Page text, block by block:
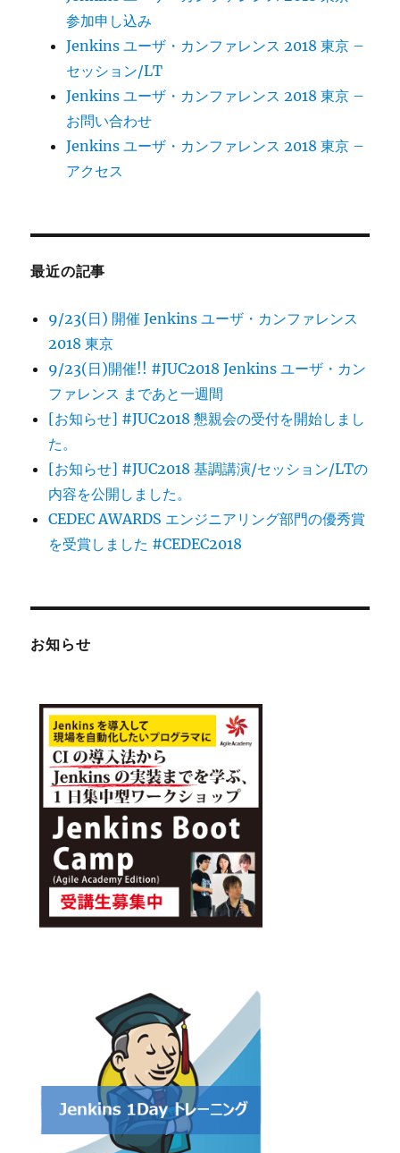
参加申し込み
Jenkins ユーザ・カンファレンス 2018 東京 –
セッション/LT
Jenkins ユーザ・カンファレンス 2018 東京 –
お問い合わせ
Jenkins ユーザ・カンファレンス 2018 東京 –
アクセス
最近の記事
9/23(日) 開催 Jenkins ユーザ・カンファレンス
2018 東京
9/23(日)開催!! #JUC2018 Jenkins ユーザ・カン
ファレンス まであと一週間
[お知らせ] #JUC2018 懇親会の受付を開始しまし
た。
[お知らせ] #JUC2018 基調講演/セッション/LTの
内容を公開しました。
CEDEC AWARDS エンジニアリング部門の優秀賞
を受賞しました #CEDEC2018
お知らせ